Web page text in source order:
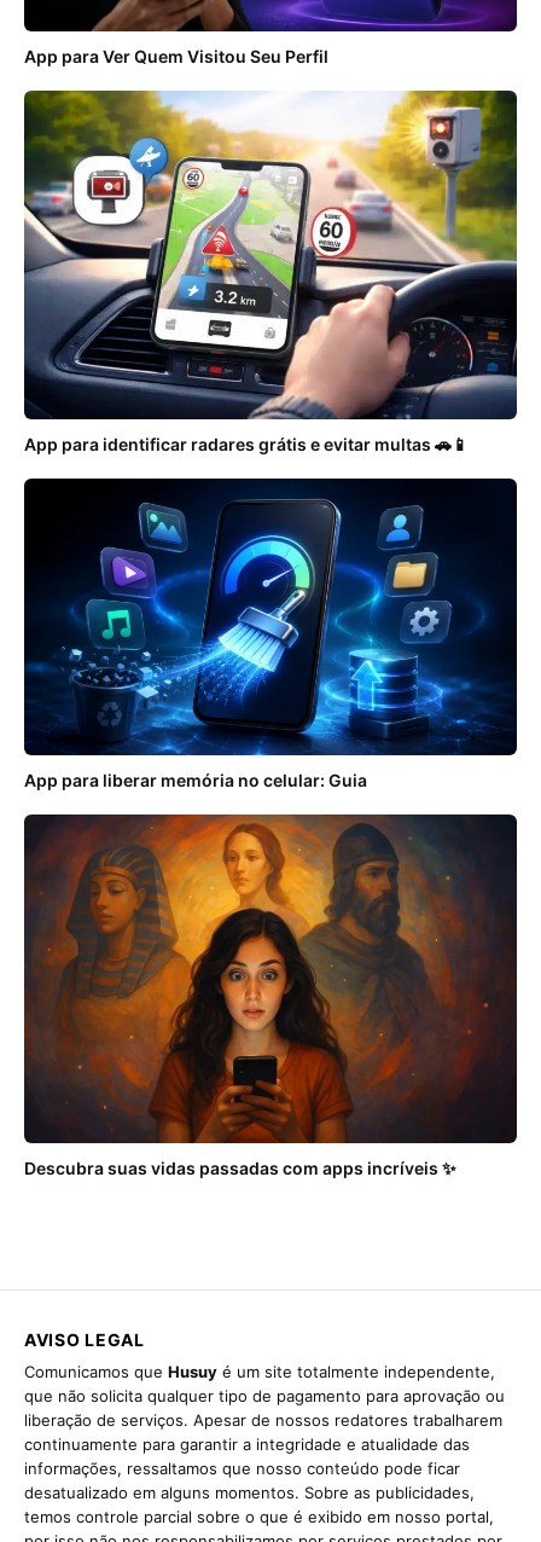
App para Ver Quem Visitou Seu Perfil
App para identificar radares grátis e evitar multas 🚗📱
App para liberar memória no celular: Guia
Descubra suas vidas passadas com apps incríveis ✨
AVISO LEGAL
Comunicamos que Husuy é um site totalmente independente,
que não solicita qualquer tipo de pagamento para aprovação ou
liberação de serviços. Apesar de nossos redatores trabalharem
continuamente para garantir a integridade e atualidade das
informações, ressaltamos que nosso conteúdo pode ficar
desatualizado em alguns momentos. Sobre as publicidades,
temos controle parcial sobre o que é exibido em nosso portal,